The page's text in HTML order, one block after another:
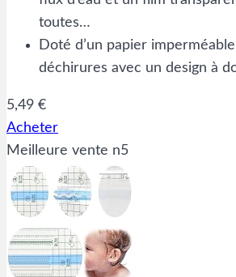
toutes…
Doté d’un papier
déchirures avec un design à
5,49 €
Acheter
Meilleure vente n5